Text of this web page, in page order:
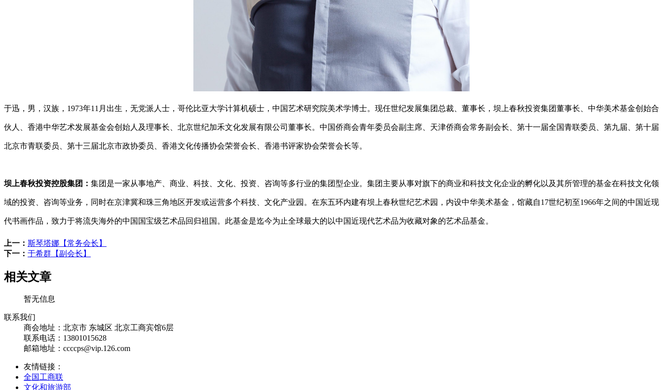
于迅，男，汉族，1973年11月出生，无党派人士，哥伦比亚大学计算机硕士，中国艺术研究院美术学博士。现任世纪发展集团总裁、董事长，坝上春秋投资集团董事长、中华美术基金创始合
伙人、香港中华艺术发展基金会创始人及理事长、北京世纪加禾文化发展有限公司董事长。 中国侨商会青年委员会副主席、天津侨商会常务副会长、第十一届全国青联委员、第九届、第十届
北京市青联委员、第十三届北京市政协委员、香港文化传播协会荣誉会长、香港书评家协会荣誉会长等。
坝上春秋投资控股集团： 集团是一家从事地产、商业、科技、文化、投资、咨询等多行业的集团型企业。集团主要从事对旗下的商业和科技文化企业的孵化以及其所管理的基金在科技文化领
域的投资、咨询等业务，同时在京津冀和珠三角地区开发或运营多个科技、文化产业园。在东五环内建有坝上春秋世纪艺术园，内设中华美术基金，馆藏自17世纪初至1966年之间的中国近现
代书画作品，致力于将流失海外的中国国宝级艺术品回归祖国。此基金是迄今为止全球最大的以中国近现代艺术品为收藏对象的艺术品基金。
上一： 斯琴塔娜【常务会长】
下一： 于希群【副会长】
相关文章
暂无信息
联系我们
商会地址： 北京市 东城区 北京工商宾馆6层
联系电话： 13801015628
邮箱地址： ccccps@vip.126.com
友情链接：
全国工商联
文化和旅游部